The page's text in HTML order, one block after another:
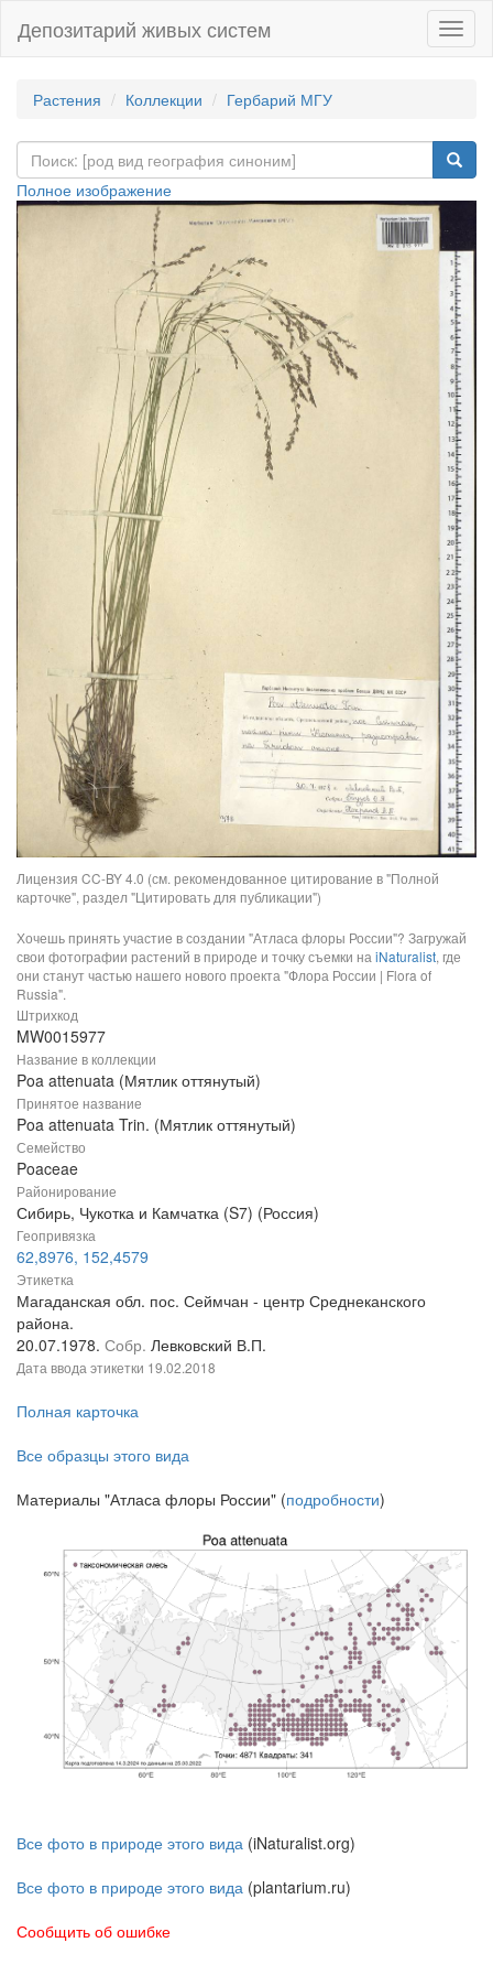
Депозитарий живых систем
Растения Коллекции Гербарий МГУ
Полное изображение
Лицензия CC-BY 4.0 (см. рекомендованное цитирование в "Полной
карточке", раздел "Цитировать для публикации")
Хочешь принять участие в создании "Атласа флоры России"? Загружай
свои фотографии растений в природе и точку съемки наiNaturalist, где
они станут частью нашего нового проекта "Флора России | Flora of
Russia".
Штрихкод
MW0015977
Название в коллекции
Poa attenuata (Мятлик оттянутый)
Принятое название
Poa attenuata Trin. (Мятлик оттянутый)
Семейство
Poaceae
Районирование
Сибирь, Чукотка и Камчатка (S7) (Россия)
Геопривязка
62,8976, 152,4579
Этикетка
Магаданская обл. пос. Сеймчан - центр Среднеканского
района.
20.07.1978. Собр. Левковский В.П.
Дата ввода этикетки 19.02.2018
Полная карточка
Все образцы этого вида
Материалы "Атласа флоры России" (подробности)
Все фото в природе этого вида (iNaturalist.org)
Все фото в природе этого вида (plantarium.ru)
Сообщить об ошибке